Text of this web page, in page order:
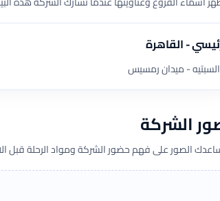
- القاهرة
- ميدان رمسيس
الشركة
الصور على فهم حضور الشركة ومواد الرحلة قبل